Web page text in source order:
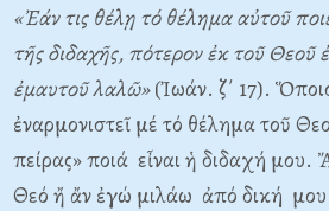
«Ἐάν τις θέλῃ τό θέλημα αὐτοῦ
τῆς διδαχῆς, πότερον ἐκ τοῦ Θεοῦ
ἐμαυτοῦ λαλῶ»(Ἰωάν. ζ΄ 17).
ἐναρμονιστεῖ μέ τό θέλημα τοῦ
πείρας» ποιά εἶναι ἡ διδαχή μου.
Θεό ἤ ἄν ἐγώ μιλάω ἀπό δική μου